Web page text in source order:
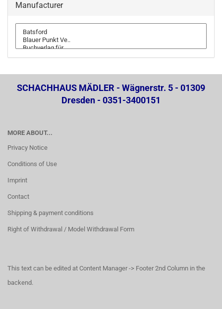
Manufacturer
SCHACHHAUS MÄDLER - Wägnerstr. 5 - 01309
Dresden - 0351-3400151
MORE ABOUT...
Privacy Notice
Conditions of Use
Imprint
Contact
Shipping & payment conditions
Right of Withdrawal / Model Withdrawal Form
This text can be edited at Content Manager -> Footer 2nd Column in the
backend.